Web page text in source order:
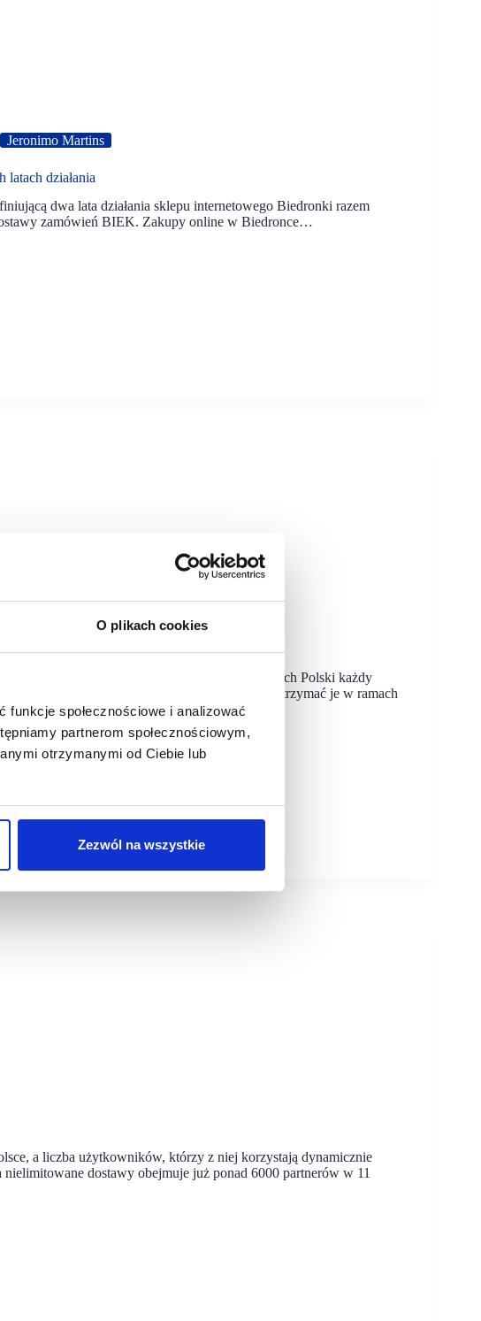
O plikach cookies
społecznościowe i analizować
partnerom społecznościowym,
otrzymanymi od Ciebie lub
Zezwól na wszystkie
Jeronimo Martins
działania
dwa lata działania sklepu internetowego Biedronki razem
zamówień BIEK. Zakupy online w Biedronce…
w Polsce
15 października w sześciu największych miastach Polski każdy
produkty z Biedronki w najlepszych cenach i otrzymać je w ramach
a liczba użytkowników, którzy z niej korzystają dynamicznie
nielimitowane dostawy obejmuje już ponad 6000 partnerów w 11